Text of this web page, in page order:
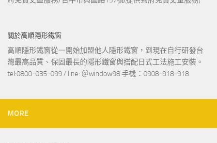
關於高順隱形鐵窗
高順隱形鐵窗從一開始加盟他人隱形鐵窗，到現在自行研發台
灣最高品質、保固最長的隱形鐵窗與搭配日式工法施工安裝。
tel:0800-035-099 / line: ＠window98 手機：0908-918-918
MORE